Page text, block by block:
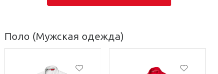
Поло (Мужская одежда)